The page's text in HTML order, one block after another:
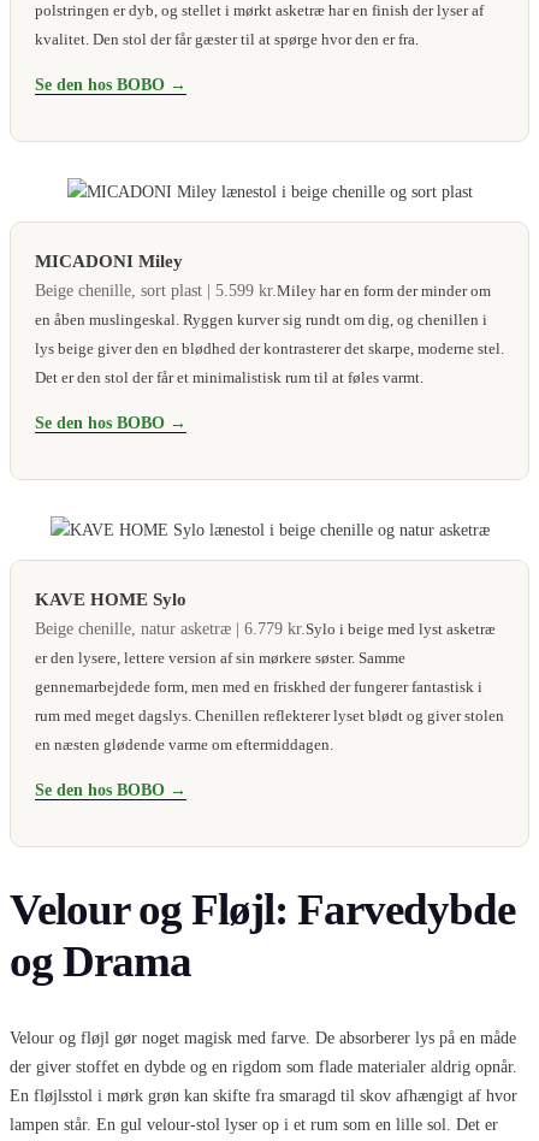
polstringen er dyb, og stellet i mørkt asketræ har en finish der lyser af
kvalitet. Den stol der får gæster til at spørge hvor den er fra.
Se den hos BOBO →
MICADONI Miley
Beige chenille, sort plast | 5.599 kr.Miley har en form der minder om
en åben muslingeskal. Ryggen kurver sig rundt om dig, og chenillen i
lys beige giver den en blødhed der kontrasterer det skarpe, moderne stel.
Det er den stol der får et minimalistisk rum til at føles varmt.
Se den hos BOBO →
KAVE HOME Sylo
Beige chenille, natur asketræ | 6.779 kr.Sylo i beige med lyst asketræ
er den lysere, lettere version af sin mørkere søster. Samme
gennemarbejdede form, men med en friskhed der fungerer fantastisk i
rum med meget dagslys. Chenillen reflekterer lyset blødt og giver stolen
en næsten glødende varme om eftermiddagen.
Se den hos BOBO →
Velour og Fløjl: Farvedybde
og Drama
Velour og fløjl gør noget magisk med farve. De absorberer lys på en måde
der giver stoffet en dybde og en rigdom som flade materialer aldrig opnår.
En fløjlsstol i mørk grøn kan skifte fra smaragd til skov afhængigt af hvor
lampen står. En gul velour-stol lyser op i et rum som en lille sol. Det er